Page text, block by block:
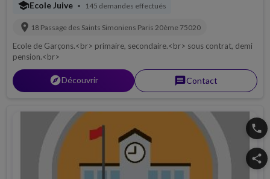
schoolEcole Juive • 145 demandes effectués
location_on 18 Passage des Saints Simoniens Paris 20ème 75020
Ecole de Garçons.<br> primaire, secondaire.<br> sous contrat, demi
pension.<br>
explorerDécouvrir messageContact
phone
share